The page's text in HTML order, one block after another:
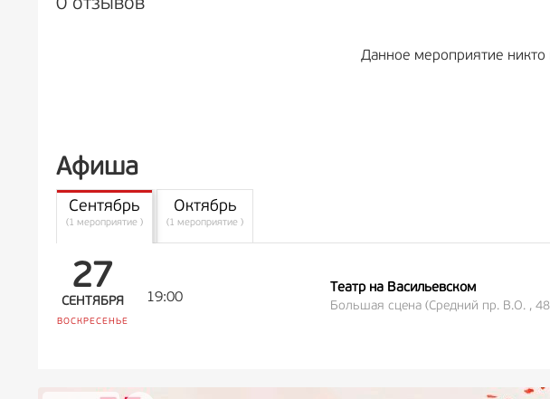
Данное мероприятие
Афиша
Сентябрь
(1 мероприятие )
Октябрь
(1 мероприятие )
27
СЕНТЯБРЯ
ВОСКРЕСЕНЬЕ
19:00
Театр на Васильевском
Большая сцена (Средний пр. В.О. ,